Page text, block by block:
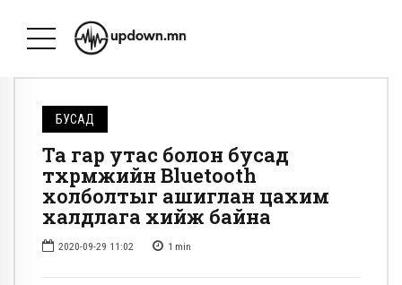
БУСАД
Та гар утас болон бусад
төхөөрөмжийн Bluetooth
холболтыг ашиглан цахим
халдлага хийж байна
2020-09-29 11:02 1 min